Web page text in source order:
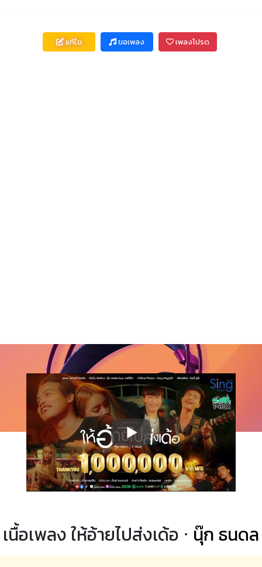
แก้ไข ขอเพลง เพลงโปรด
เนื้อเพลง ให้อ้ายไปส่งเด้อ · นุ๊ก ธนดล